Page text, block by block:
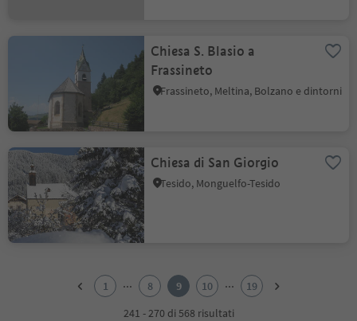
Chiesa S. Blasio a
Frassineto
Frassineto, Meltina, Bolzano e dintorni
Chiesa di San Giorgio
Tesido, Monguelfo-Tesido
1 ... 8 9 10 ...
19
241 - 270 di 568 risultati